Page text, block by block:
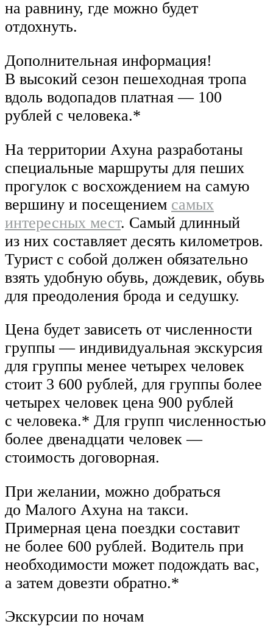
на равнину, где можно будет
отдохнуть.
Дополнительная информация!
В высокий сезон пешеходная тропа
вдоль водопадов платная — 100
рублей с человека.*
На территории Ахуна разработаны
специальные маршруты для пеших
прогулок с восхождением на самую
вершину и посещением самых
интересных мест. Самый длинный
из них составляет десять километров.
Турист с собой должен обязательно
взять удобную обувь, дождевик, обувь
для преодоления брода и седушку.
Цена будет зависеть от численности
группы — индивидуальная экскурсия
для группы менее четырех человек
стоит 3 600 рублей, для группы более
четырех человек цена 900 рублей
с человека.* Для групп численностью
более двенадцати человек —
стоимость договорная.
При желании, можно добраться
до Малого Ахуна на такси.
Примерная цена поездки составит
не более 600 рублей. Водитель при
необходимости может подождать вас,
а затем довезти обратно.*
Экскурсии по ночам